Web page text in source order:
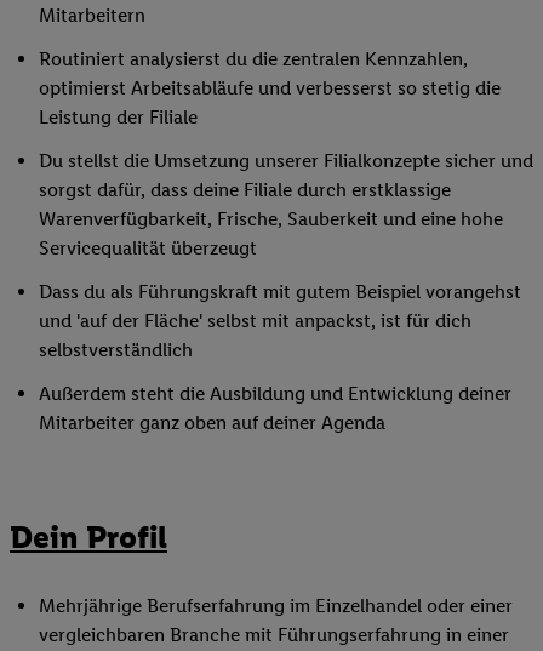
Mitarbeitern
Routiniert analysierst du die zentralen Kennzahlen,
optimierst Arbeitsabläufe und verbesserst so stetig die
Leistung der Filiale
Du stellst die Umsetzung unserer Filialkonzepte sicher und
sorgst dafür, dass deine Filiale durch erstklassige
Warenverfügbarkeit, Frische, Sauberkeit und eine hohe
Servicequalität überzeugt
Dass du als Führungskraft mit gutem Beispiel vorangehst
und 'auf der Fläche' selbst mit anpackst, ist für dich
selbstverständlich
Außerdem steht die Ausbildung und Entwicklung deiner
Mitarbeiter ganz oben auf deiner Agenda
Dein Profil
Mehrjährige Berufserfahrung im Einzelhandel oder einer
vergleichbaren Branche mit Führungserfahrung in einer